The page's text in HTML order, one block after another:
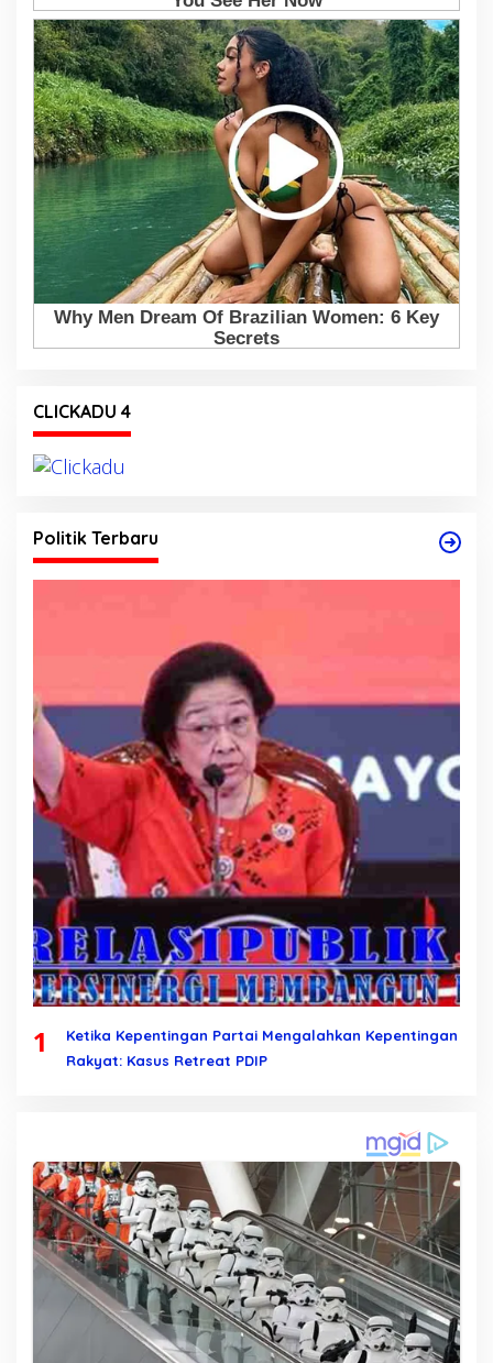
CLICKADU 4
Politik Terbaru
1
Ketika Kepentingan Partai Mengalahkan Kepentingan
Rakyat: Kasus Retreat PDIP